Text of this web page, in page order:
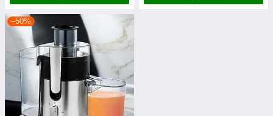
–50%